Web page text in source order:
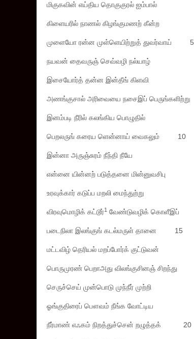
மிகுகவின் எய்திய தொகுகுரல் ஐம்பால்
கிளையரில் நாணல் கிழங்குமணற் கீன்ற
முளையோ ரன்ன முள்ளெயிற்றுத் துவர்வாய் 5
நயவன் தைவருஞ் செவ்வழி நல்யாழ்
இசையோர்த் தன்ன இன்தீங் கிளவி
அணங்குசால் அரிவையை நசைஇப் பெருங்களிற்று
இனம்படி நீரில் கலங்கிய பொழுதில்
பெறலருங் கரைய ளென்னாய் வைகலும் 10
இன்னா அருஞ்சுரம் நீந்தி நீயே
என்னை யின்னற் படுத்தனை மின்னுவசிபு
உரவுக்கார் கடுப்ப மறலி மைந்துற்று
விரவுமொழிக் கட்டூர்1 வேண்டுவழிக் கொளீஇப்
படைநிலா இலங்குங் கடல்மருள் தானை 15
மட்டவிழ் தெரியல் மறப்போர்க் குட்டுவன்
பொருமுரண் பெறாஅது விலங்குசினஞ் சிறந்து
செருச்செய் முன்பொடு முந்நீர் முற்றி
ஓங்குதிரைப் பௌவம் நீங்க வோட்டிய
நீர்மாண் எஃகம் நிறத்துச்சென் றழுத்தக் 20